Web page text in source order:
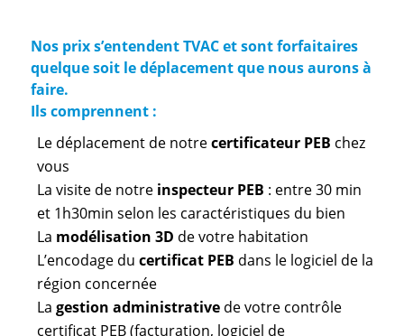
Nos prix s’entendent TVAC et sont forfaitaires
quelque soit le déplacement que nous aurons à
faire.
Ils comprennent :
Le déplacement de notrecertificateur PEB chez
vous
La visite de notre inspecteur PEB : entre 30 min
et 1h30min selon les caractéristiques du bien
La modélisation 3D de votre habitation
L’encodage du certificat PEB dans le logiciel de la
région concernée
La gestion administrativede votre contrôle
certificat PEB (facturation, logiciel de